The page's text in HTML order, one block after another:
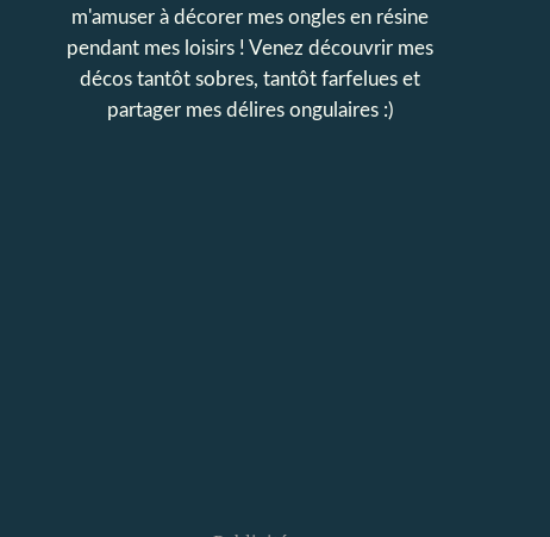
m'amuser à décorer mes ongles en résine
pendant mes loisirs ! Venez découvrir mes
décos tantôt sobres, tantôt farfelues et
partager mes délires ongulaires :)